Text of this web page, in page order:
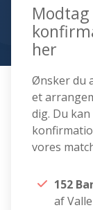
her
Ønsker du
et
dig. Du
vores
152
af